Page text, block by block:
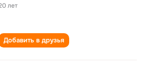
лет
Добавить в друзья